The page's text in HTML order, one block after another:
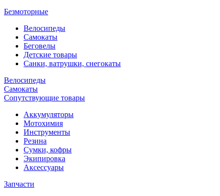
Безмоторные
Велосипеды
Самокаты
Беговелы
Детские товары
Санки, ватрушки, снегокаты
Велосипеды
Самокаты
Сопутствующие товары
Аккумуляторы
Мотохимия
Инструменты
Резина
Сумки, кофры
Экипировка
Аксессуары
Запчасти